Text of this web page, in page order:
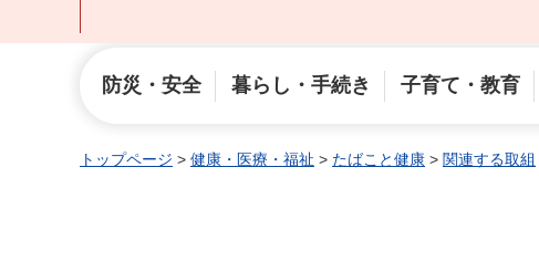
防災・安全 暮らし・手続き 子育て・教育
トップページ > 健康・医療・福祉 > たばこと健康 > 関連する取組